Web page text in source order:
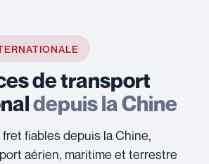
de transport
depuis la Chine
fiables depuis la Chine,
aérien, maritime et terrestre